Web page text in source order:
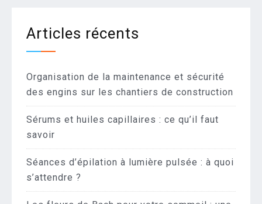
Articles récents
Organisation de la maintenance et sécurité
des engins sur les chantiers de construction
Sérums et huiles capillaires : ce qu’il faut
savoir
Séances d’épilation à lumière pulsée : à quoi
s’attendre ?